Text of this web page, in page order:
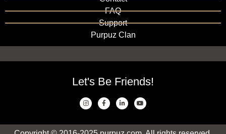
FAQ
Support
Purpuz Clan
Let's Be Friends!